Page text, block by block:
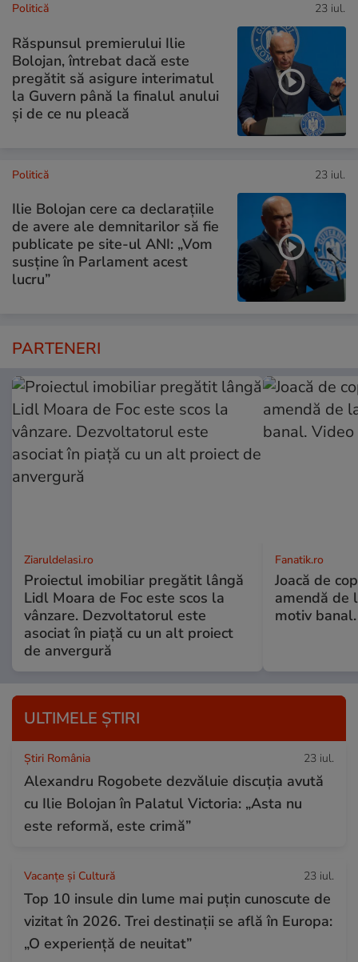
Politică 23 iul.
Răspunsul premierului Ilie
Bolojan, întrebat dacă este
pregătit să asigure interimatul
la Guvern până la finalul anului
și de ce nu pleacă
Politică 23 iul.
Ilie Bolojan cere ca declarațiile
de avere ale demnitarilor să fie
publicate pe site-ul ANI: „Vom
susține în Parlament acest
lucru”
PARTENERI
ZiaruldeIasi.ro
Proiectul imobiliar pregătit lângă
Lidl Moara de Foc este scos la
vânzare. Dezvoltatorul este
asociat în piață cu un alt proiect
de anvergură
Fanatik.ro
Joacă de
amendă de
motiv
ULTIMELE ȘTIRI
Știri România 23 iul.
Alexandru Rogobete dezvăluie discuția avută
cu Ilie Bolojan în Palatul Victoria: „Asta nu
este reformă, este crimă”
Vacanțe și Cultură 23 iul.
Top 10 insule din lume mai puțin cunoscute de
vizitat în 2026. Trei destinații se află în Europa:
„O experiență de neuitat”